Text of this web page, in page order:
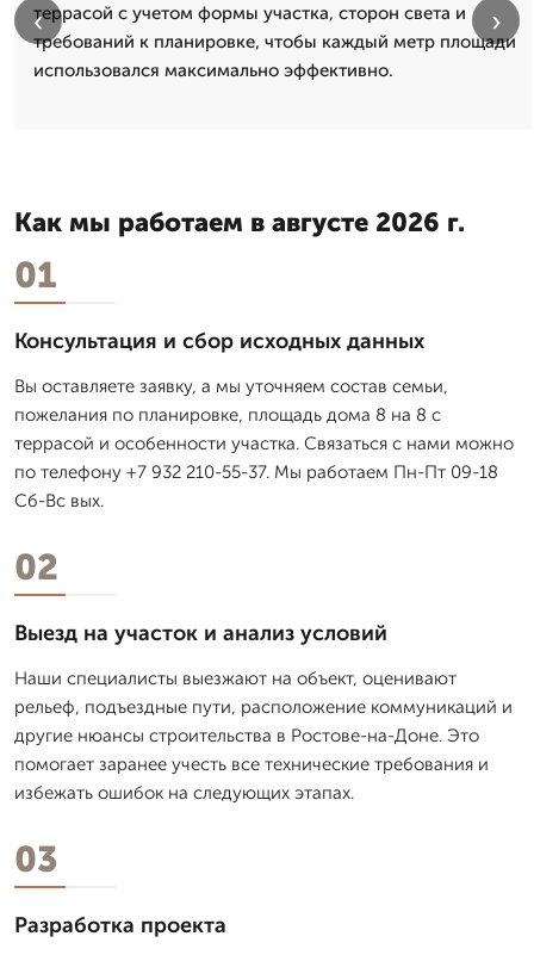
террасой с учетом формы участка, сторон света и
требований к планировке, чтобы каждый метр площади
использовался максимально эффективно.
‹ ›
Как мы работаем в августе 2026 г.
01
Консультация и сбор исходных данных
Вы оставляете заявку, а мы уточняем состав семьи,
пожелания по планировке, площадь дома 8 на 8 с
террасой и особенности участка. Связаться с нами можно
по телефону +7 932 210-55-37. Мы работаем Пн-Пт 09-18
Сб-Вс вых.
02
Выезд на участок и анализ условий
Наши специалисты выезжают на объект, оценивают
рельеф, подъездные пути, расположение коммуникаций и
другие нюансы строительства в Ростове-на-Доне. Это
помогает заранее учесть все технические требования и
избежать ошибок на следующих этапах.
03
Разработка проекта